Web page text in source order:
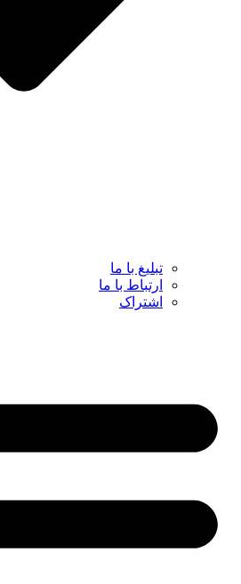
تبلیغ با ما
ارتباط با ما
اشتراک